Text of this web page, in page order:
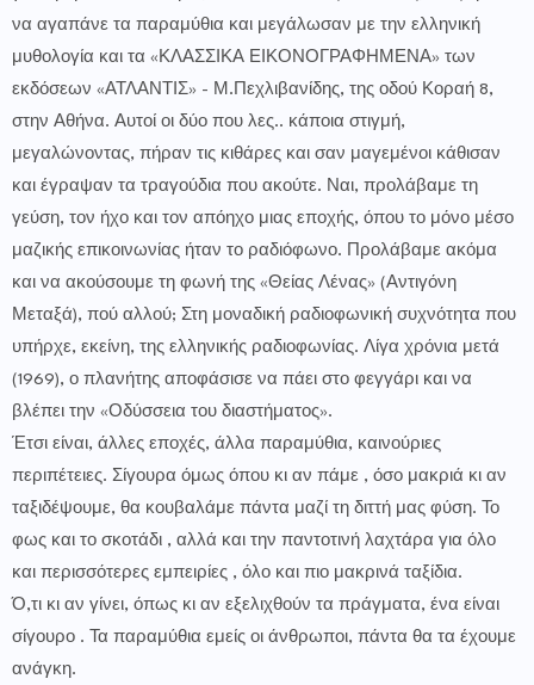
να αγαπάνε τα παραμύθια και μεγάλωσαν με την ελληνική
μυθολογία και τα «ΚΛΑΣΣΙΚΑ ΕΙΚΟΝΟΓΡΑΦΗΜΕΝΑ» των
εκδόσεων «ΑΤΛΑΝΤΙΣ» - Μ.Πεχλιβανίδης, της οδού Κοραή 8,
στην Αθήνα. Αυτοί οι δύο που λες.. κάποια στιγμή,
μεγαλώνοντας, πήραν τις κιθάρες και σαν μαγεμένοι κάθισαν
και έγραψαν τα τραγούδια που ακούτε. Ναι, προλάβαμε τη
γεύση, τον ήχο και τον απόηχο μιας εποχής, όπου το μόνο μέσο
μαζικής επικοινωνίας ήταν το ραδιόφωνο. Προλάβαμε ακόμα
και να ακούσουμε τη φωνή της «Θείας Λένας» (Αντιγόνη
Μεταξά), πού αλλού; Στη μοναδική ραδιοφωνική συχνότητα που
υπήρχε, εκείνη, της ελληνικής ραδιοφωνίας. Λίγα χρόνια μετά
(1969), ο πλανήτης αποφάσισε να πάει στο φεγγάρι και να
βλέπει την «Οδύσσεια του διαστήματος».
Έτσι είναι, άλλες εποχές, άλλα παραμύθια, καινούριες
περιπέτειες. Σίγουρα όμως όπου κι αν πάμε , όσο μακριά κι αν
ταξιδέψουμε, θα κουβαλάμε πάντα μαζί τη διττή μας φύση. Το
φως και το σκοτάδι , αλλά και την παντοτινή λαχτάρα για όλο
και περισσότερες εμπειρίες , όλο και πιο μακρινά ταξίδια.
Ό,τι κι αν γίνει, όπως κι αν εξελιχθούν τα πράγματα, ένα είναι
σίγουρο . Τα παραμύθια εμείς οι άνθρωποι, πάντα θα τα έχουμε
ανάγκη.